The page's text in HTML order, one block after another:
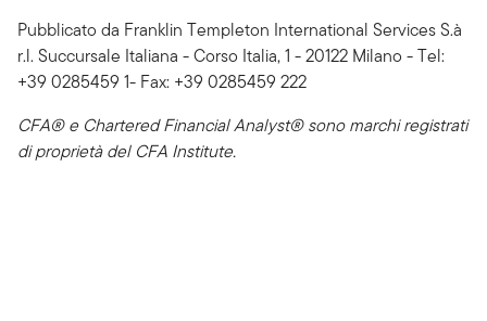
Pubblicato da Franklin Templeton International Services S.à
r.l. Succursale Italiana - Corso Italia, 1 - 20122 Milano - Tel:
+39 0285459 1- Fax: +39 0285459 222
CFA® e Chartered Financial Analyst® sono marchi registrati
di proprietà del CFA Institute.